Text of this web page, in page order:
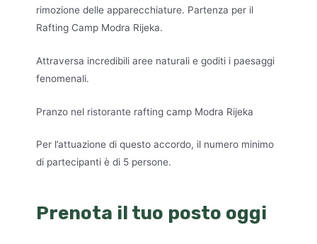
rimozione delle apparecchiature. Partenza per il
Rafting Camp Modra Rijeka.
Attraversa incredibili aree naturali e goditi i paesaggi
fenomenali.
Pranzo nel ristorante rafting camp Modra Rijeka
Per l’attuazione di questo accordo, il numero minimo
di partecipanti è di 5 persone.
Prenota il tuo posto oggi